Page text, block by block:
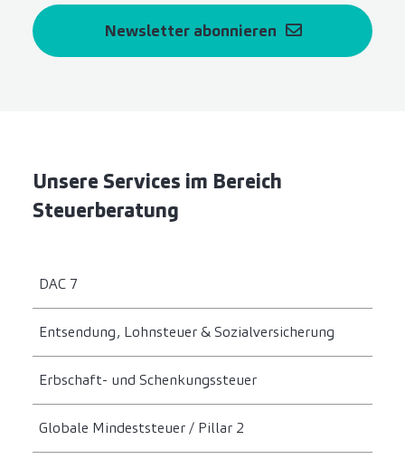
Newsletter abonnieren
Unsere Services im Bereich
Steuerberatung
DAC 7
Entsendung, Lohnsteuer & Sozialversicherung
Erbschaft- und Schenkungssteuer
Globale Mindeststeuer / Pillar 2